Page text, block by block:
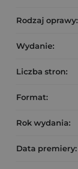
Rodzaj oprawy:
Wydanie:
Liczba stron:
Format:
Rok wydania:
Data premiery: